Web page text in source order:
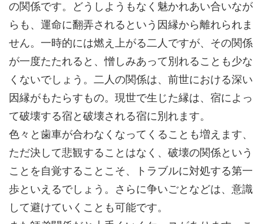
の関係です。どうしようもなく魅かれあい合いなが
らも、運命に翻弄されるという因縁から離れられま
せん。一時的には燃え上がる二人ですが、その関係
が一度たたれると、憎しみあって別れることも少な
くないでしょう。二人の関係は、前世における深い
因縁がもたらすもの。現世で生じた縁は、宿によっ
て破壊する宿と破壊される宿に別れます。
色々と歯車が合わなくなってくることも増えます、
ただ決して悲観することはなく、破壊の関係という
ことを自覚することこそ、トラブルに対処する第一
歩といえるでしょう。さらに争いごとなどは、意識
して避けていくことも可能です。